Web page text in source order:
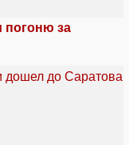
погоню за